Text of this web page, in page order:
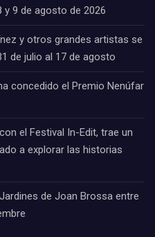
y 9 de agosto de 2026
y otros grandes artistas se
de julio al 17 de agosto
concedido el Premio Nenúfar
el Festival In-Edit, trae un
a explorar las historias
de Joan Brossa entre